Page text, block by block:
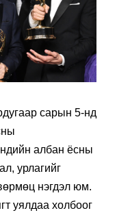
сарын 5-нд
албан ёсны
урлагийг
нэгдэл юм.
уялдаа холбоог